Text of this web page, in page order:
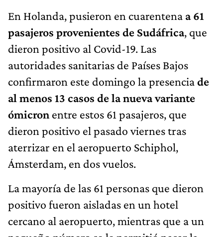
En Holanda, pusieron en cuarentena a 61
pasajeros provenientes de Sudáfrica, que
dieron positivo al Covid-19. Las
autoridades sanitarias de Países Bajos
confirmaron este domingo la presenciade
al menos 13 casos de la nueva variante
ómicron entre estos 61 pasajeros, que
dieron positivo el pasado viernes tras
aterrizar en el aeropuerto Schiphol,
Ámsterdam, en dos vuelos.
La mayoría de las 61 personas que dieron
positivo fueron aisladas en un hotel
cercano al aeropuerto, mientras que a un